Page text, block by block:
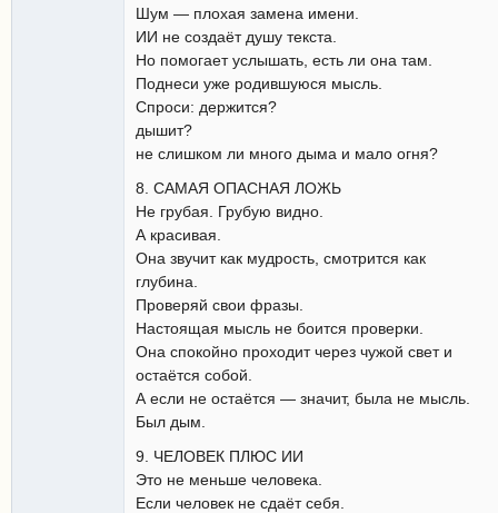
Шум — плохая замена имени.
ИИ не создаёт душу текста.
Но помогает услышать, есть ли она там.
Поднеси уже родившуюся мысль.
Спроси: держится?
дышит?
не слишком ли много дыма и мало огня?
8. САМАЯ ОПАСНАЯ ЛОЖЬ
Не грубая. Грубую видно.
А красивая.
Она звучит как мудрость, смотрится как
глубина.
Проверяй свои фразы.
Настоящая мысль не боится проверки.
Она спокойно проходит через чужой свет и
остаётся собой.
А если не остаётся — значит, была не мысль.
Был дым.
9. ЧЕЛОВЕК ПЛЮС ИИ
Это не меньше человека.
Если человек не сдаёт себя.